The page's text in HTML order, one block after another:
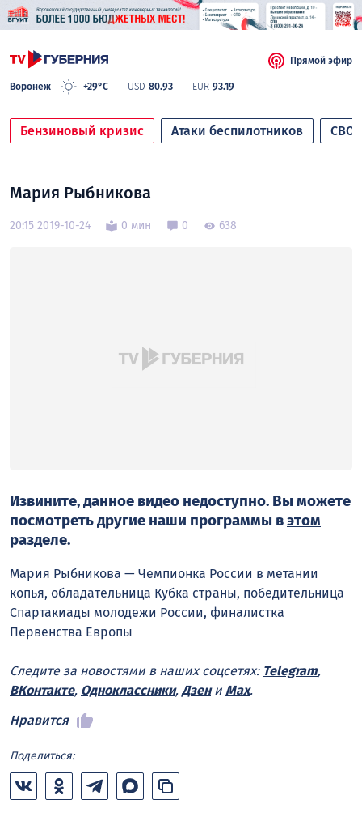
Воронеж +29°C USD 80.93 EUR 93.19
Прямой эфир
Бензиновый кризис Атаки беспилотников СВО
Мария Рыбникова
20:15 2019-10-24 0 мин 0 638
Извините, данное видео недоступно. Вы можете
посмотреть другие наши программы вэтом
разделе.
Мария Рыбникова — Чемпионка России в метании
копья, обладательница Кубка страны, победительница
Спартакиады молодежи России, финалистка
Первенства Европы
Следите за новостями в наших соцсетях: Telegram,
ВКонтакте, Одноклассники, Дзени Max.
Нравится
Поделиться: